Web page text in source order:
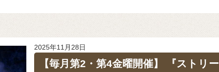
2025年11月28日
【毎月第2・第4金曜開催】 『ストリー